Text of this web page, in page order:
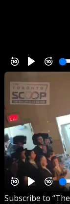
Subscribe to